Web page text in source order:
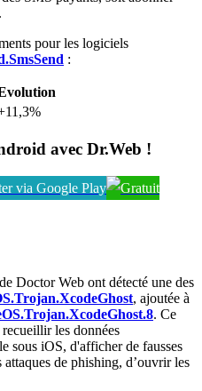
pour les logiciels
:
avec Dr.Web !
Doctor Web ont détecté une des
, ajoutée à
. Ce
les données
sous iOS, d'afficher de fausses
de phishing, d’ouvrir les